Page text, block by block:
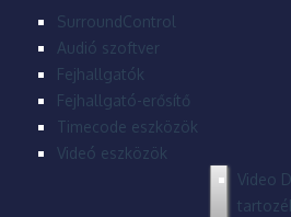
SurroundControl
Audió szoftver
Fejhallgatók
Fejhallgató-erősítő
Timecode eszközök
Videó eszközök
Video